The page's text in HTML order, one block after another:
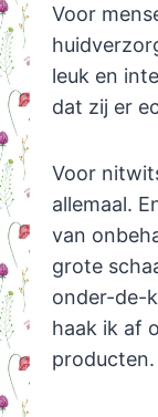
Voor
leuk en
dat zij er
Voor
allemaal.
van
grote
onder-de-
haak ik af
producten.